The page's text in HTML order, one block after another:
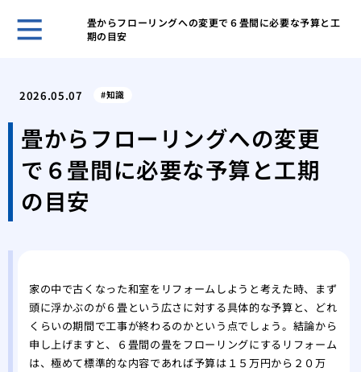
畳からフローリングへの変更で６畳間に必要な予算と工
期の目安
シ
素
能
こ
2026.05.07 知識
畳からフローリングへの変更
で６畳間に必要な予算と工期
の目安
家の中で古くなった和室をリフォームしようと考えた時、まず
頭に浮かぶのが６畳という広さに対する具体的な予算と、どれ
くらいの期間で工事が終わるのかという点でしょう。結論から
申し上げますと、６畳間の畳をフローリングにするリフォーム
は、極めて標準的な内容であれば予算は１５万円から２０万